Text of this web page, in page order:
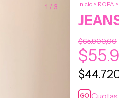
1 / 3 Inicio > ROPA >
$65.900,00